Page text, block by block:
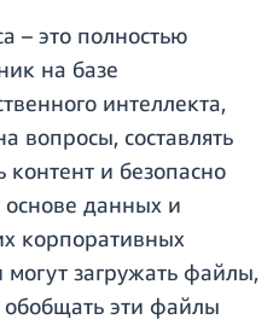
– это полностью
на базе
интеллекта,
вопросы, составлять
контент и безопасно
данных и
корпоративных
могут загружать файлы,
эти файлы